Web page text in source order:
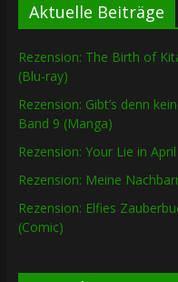
Aktuelle Beiträge
Rezension: The Birth of
(Blu-ray)
Rezension: Gibt’s denn
Band 9 (Manga)
Rezension: Your Lie in
Rezension: Meine
Rezension: Elfies
(Comic)